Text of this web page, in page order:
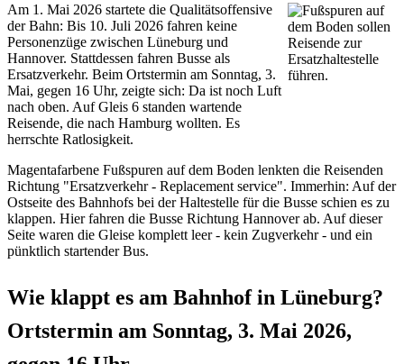
Am 1. Mai 2026 startete die Qualitätsoffensive
der Bahn: Bis 10. Juli 2026 fahren keine
Personenzüge zwischen Lüneburg und
Hannover. Stattdessen fahren Busse als
Ersatzverkehr. Beim Ortstermin am Sonntag, 3.
Mai, gegen 16 Uhr, zeigte sich: Da ist noch Luft
nach oben. Auf Gleis 6 standen wartende
Reisende, die nach Hamburg wollten. Es
herrschte Ratlosigkeit.
Magentafarbene Fußspuren auf dem Boden lenkten die Reisenden
Richtung "Ersatzverkehr - Replacement service". Immerhin: Auf der
Ostseite des Bahnhofs bei der Haltestelle für die Busse schien es zu
klappen. Hier fahren die Busse Richtung Hannover ab. Auf dieser
Seite waren die Gleise komplett leer - kein Zugverkehr - und ein
pünktlich startender Bus.
Wie klappt es am Bahnhof in Lüneburg?
Ortstermin am Sonntag, 3. Mai 2026,